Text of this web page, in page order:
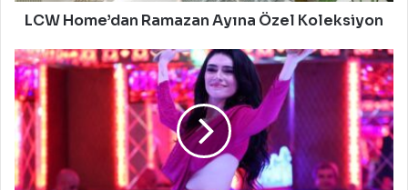
LCW Home’dan Ramazan Ayına Özel Koleksiyon
İnci
Taneleri
Dilber
Bu
Kez
Ağlattı